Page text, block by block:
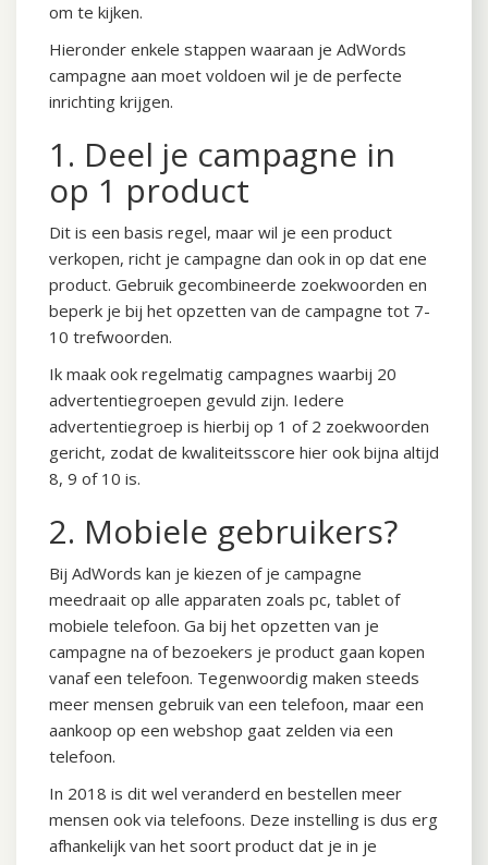
om te kijken.
Hieronder enkele stappen waaraan je AdWords
campagne aan moet voldoen wil je de perfecte
inrichting krijgen.
1. Deel je campagne in
op 1 product
Dit is een basis regel, maar wil je een product
verkopen, richt je campagne dan ook in op dat ene
product. Gebruik gecombineerde zoekwoorden en
beperk je bij het opzetten van de campagne tot 7-
10 trefwoorden.
Ik maak ook regelmatig campagnes waarbij 20
advertentiegroepen gevuld zijn. Iedere
advertentiegroep is hierbij op 1 of 2 zoekwoorden
gericht, zodat de kwaliteitsscore hier ook bijna altijd
8, 9 of 10 is.
2. Mobiele gebruikers?
Bij AdWords kan je kiezen of je campagne
meedraait op alle apparaten zoals pc, tablet of
mobiele telefoon. Ga bij het opzetten van je
campagne na of bezoekers je product gaan kopen
vanaf een telefoon. Tegenwoordig maken steeds
meer mensen gebruik van een telefoon, maar een
aankoop op een webshop gaat zelden via een
telefoon.
In 2018 is dit wel veranderd en bestellen meer
mensen ook via telefoons. Deze instelling is dus erg
afhankelijk van het soort product dat je in je